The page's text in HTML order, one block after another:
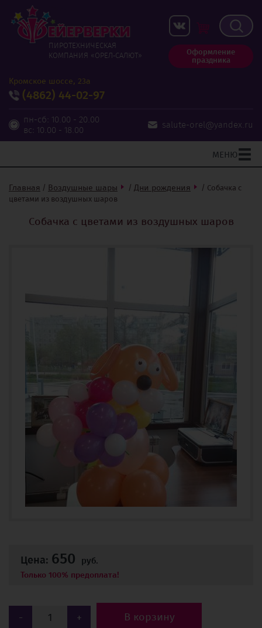
ПИРОТЕХНИЧЕСКАЯ
КОМПАНИЯ «ОРЕЛ‑САЛЮТ»
salute-orel@yandex.ru
пн-сб: 10.00 - 20.00
вс: 10.00 - 18.00
Кромское шоссе, 23а
(4862) 44-02-97
Оформление
праздника
МЕНЮ
Главная / Воздушные шары / Дни рождения / Собачка с
цветами из воздушных шаров
Собачка с цветами из воздушных шаров
Цена: 650 руб.
Только 100% предоплата!
- + В корзину